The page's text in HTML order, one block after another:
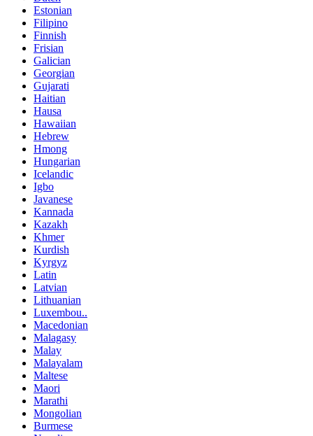
Estonian
Filipino
Finnish
Frisian
Galician
Georgian
Gujarati
Haitian
Hausa
Hawaiian
Hebrew
Hmong
Hungarian
Icelandic
Igbo
Javanese
Kannada
Kazakh
Khmer
Kurdish
Kyrgyz
Latin
Latvian
Lithuanian
Luxembou..
Macedonian
Malagasy
Malay
Malayalam
Maltese
Maori
Marathi
Mongolian
Burmese